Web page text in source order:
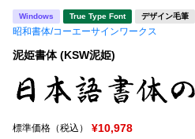
Windows True Type Font デザイン毛筆
昭和書体/コーエーサインワークス
泥姫書体 (KSW泥姫)
標準価格（税込） ¥10,978